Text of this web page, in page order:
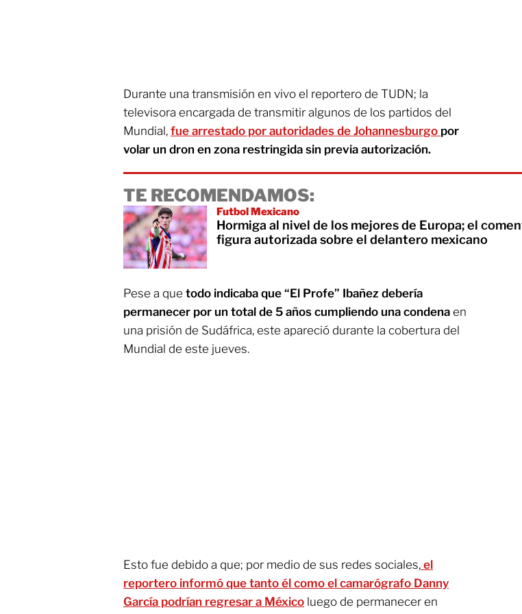
Durante una transmisión en vivo el reportero de TUDN; la
televisora encargada de transmitir algunos de los partidos del
Mundial, fue arrestado por autoridades de Johannesburgo por
volar un dron en zona restringida sin previa autorización.
TE RECOMENDAMOS:
Futbol Mexicano
Hormiga al nivel de los mejores de Europa; el
figura autorizada sobre el delantero mexicano
Pese a que todo indicaba que “El Profe” Ibañez debería
permanecer por un total de 5 años cumpliendo una condena en
una prisión de Sudáfrica, este apareció durante la cobertura del
Mundial de este jueves.
Esto fue debido a que; por medio de sus redes sociales, el
reportero informó que tanto él como el camarógrafo Danny
García podrían regresar a México luego de permanecer en